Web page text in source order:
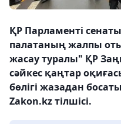
ҚР Парламенті
палатаның жалпы
жасау туралы" ҚР
сәйкес қаңтар
бөлігі жазадан
Zakon.kz тілшісі.